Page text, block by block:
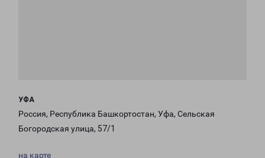
УФА
Россия, Республика Башкортостан, Уфа, Сельская
Богородская улица, 57/1
на карте